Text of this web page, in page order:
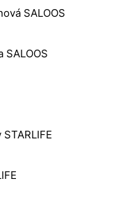
SALOOS
SALOOS